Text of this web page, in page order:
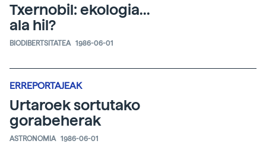
Txernobil: ekologia...
ala hil?
BIODIBERTSITATEA 1986-06-01
ERREPORTAJEAK
Urtaroek sortutako
gorabeherak
ASTRONOMIA 1986-06-01